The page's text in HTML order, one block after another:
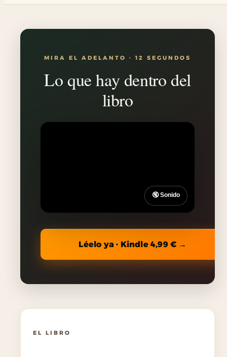
MIRA EL ADELANTO · 12 SEGUNDOS
Lo que hay dentro del
libro
🔇 Sonido
Léelo ya · Kindle 4,99 € →
EL LIBRO